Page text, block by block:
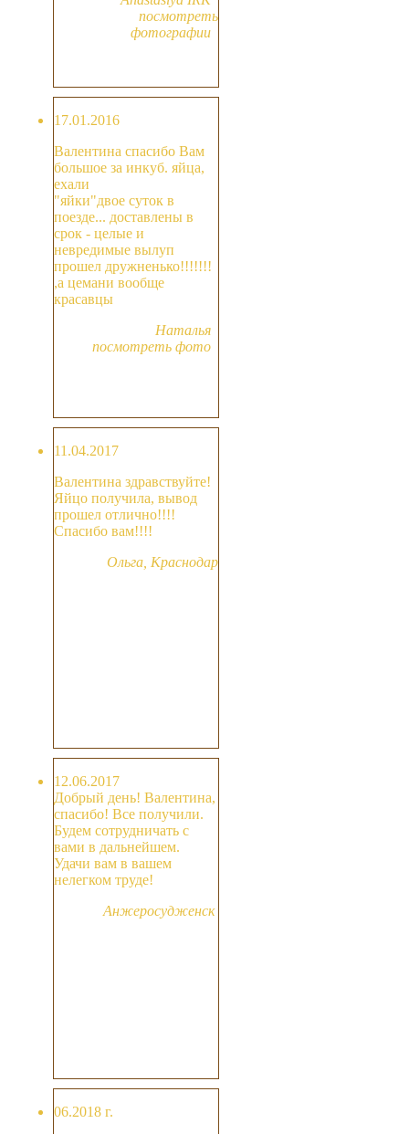
посмотреть
фотографии
17.01.2016
Валентина спасибо Вам
большое за инкуб. яйца,
ехали
"яйки"двое суток в
поезде... доставлены в
срок - целые и
невредимые вылуп
прошел дружненько!!!!!!!
,а цемани вообще
красавцы
Наталья
посмотреть фото
11.04.2017
Валентина здравствуйте!
Яйцо получила, вывод
прошел отлично!!!!
Спасибо вам!!!!
Ольга, Краснодар
12.06.2017
Добрый день! Валентина,
спасибо! Все получили.
Будем сотрудничать с
вами в дальнейшем.
Удачи вам в вашем
нелегком труде!
Анжеросудженск
06.2018 г.